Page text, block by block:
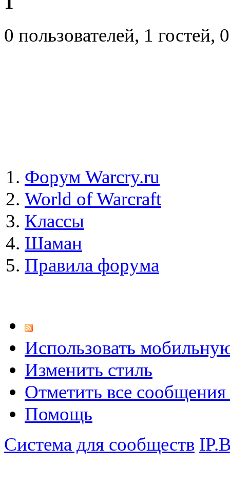
0 пользователей, 1
Форум Warcry.ru
World of Warcraft
Классы
Шаман
Правила форума
Использовать
Изменить стиль
Отметить все
Помощь
Система для сообществ